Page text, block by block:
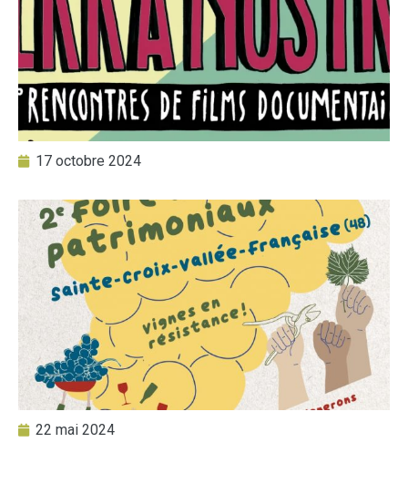
17 octobre 2024
22 mai 2024